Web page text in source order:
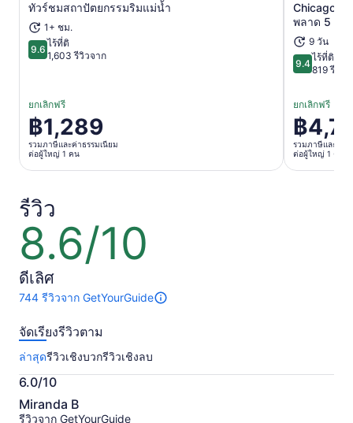
ทัวร์ชมสถาปัตยกรรมริมแม่น้ำ
1+ ชม.
9.69.6 จาก 10
ไร้ที่ติ
1,603 รีวิวจาก
ยกเลิกฟรี
ราคา
อยู่
ต่อ
ผู้ใหญ่
1
คน
฿1,289
รวมภาษีและค่าธรรมเนียม
ต่อผู้ใหญ่ 1 คน
เปิดในแท็บใหม่
Chicago
พลาด 5 แห่ง
9 วัน
9.49.4 จาก 10
ไร้ที่ติ
819 รีวิว
ยกเลิกฟรี
ราคา
อยู่
฿
รวมภาษีและค่าธ
ต่อผู้ใหญ่ 1 คน
รีวิว
8.6/10
8.6
จาก
10
ดีเลิศ
744 รีวิวจาก GetYourGuide
มี
รีวิว
กับ
กิจกรรม
นี้
ข้อมูล
เพิ่ม
จัดเรียงรีวิวตาม
ล่าสุดรีวิวเชิงบวกรีวิวเชิงลบ
6.0/10
6.0
จาก
Miranda B
รีวิวจาก GetYourGuide